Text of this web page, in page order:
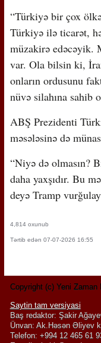
“Türkiyə bir çox
Türkiyə ilə ticarət,
müzakirə edəcəyik.
var. Ola bilsin ki,
onların ordusunu
nüvə silahına
ABŞ Prezidenti
məsələsinə də
“Niyə də olmasın?
daha yaxşıdır. Bu
deyə Tramp
4,814 oxunub
Tərtib edən 07-07-2026 16:55
Copyright (c) Yeni
Saytin tam versiyasi
Baş redaktor: Şakir
Ünvan: Ak.Həsən Əliyev
Telefon: +994 12 465 61